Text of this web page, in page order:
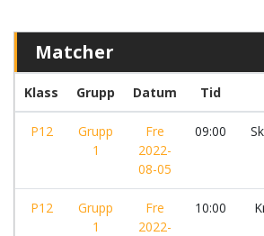
Matcher
Klass Grupp Datum Tid
P12
Grupp
1
Fre
2022-
08-05
09:00
P12
Grupp
1
Fre
2022-
10:00